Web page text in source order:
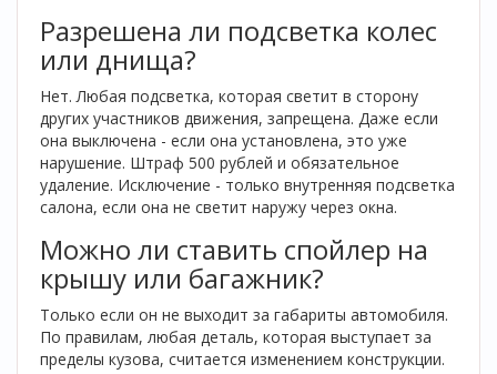
Разрешена ли подсветка колес
или днища?
Нет. Любая подсветка, которая светит в сторону
других участников движения, запрещена. Даже если
она выключена - если она установлена, это уже
нарушение. Штраф 500 рублей и обязательное
удаление. Исключение - только внутренняя подсветка
салона, если она не светит наружу через окна.
Можно ли ставить спойлер на
крышу или багажник?
Только если он не выходит за габариты автомобиля.
По правилам, любая деталь, которая выступает за
пределы кузова, считается изменением конструкции.